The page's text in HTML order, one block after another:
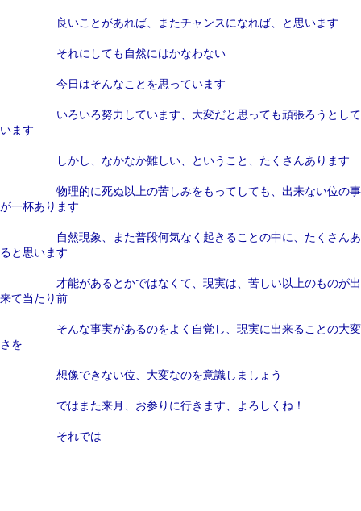
良いことがあれば、またチャンスになれば、と思います
それにしても自然にはかなわない
今日はそんなことを思っています
いろいろ努力しています、大変だと思っても頑張ろうとして
います
しかし、なかなか難しい、ということ、たくさんあります
物理的に死ぬ以上の苦しみをもってしても、出来ない位の事
が一杯あります
自然現象、また普段何気なく起きることの中に、たくさんあ
ると思います
才能があるとかではなくて、現実は、苦しい以上のものが出
来て当たり前
そんな事実があるのをよく自覚し、現実に出来ることの大変
さを
想像できない位、大変なのを意識しましょう
ではまた来月、お参りに行きます、よろしくね！
それでは